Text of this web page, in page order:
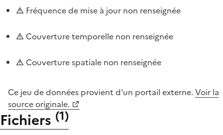
Fréquence de mise à jour non renseignée
Couverture temporelle non renseignée
Couverture spatiale non renseignée
Ce jeu de données provient d'un portail externe. Voir la
source originale.
Fichiers (1)